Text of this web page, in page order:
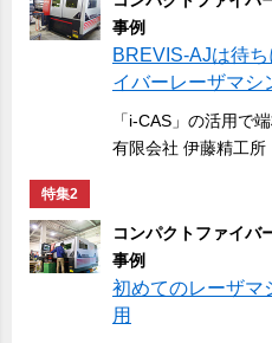
事例
BREVIS-AJは待
イバーレーザマシ
「i-CAS」の活用で
有限会社 伊藤精工所
特集2
コンパクトファイバ
事例
初めてのレーザマ
用